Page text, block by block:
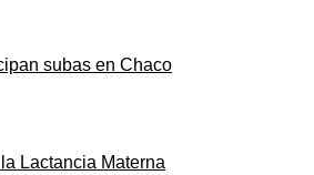
subas en Chaco
Lactancia Materna